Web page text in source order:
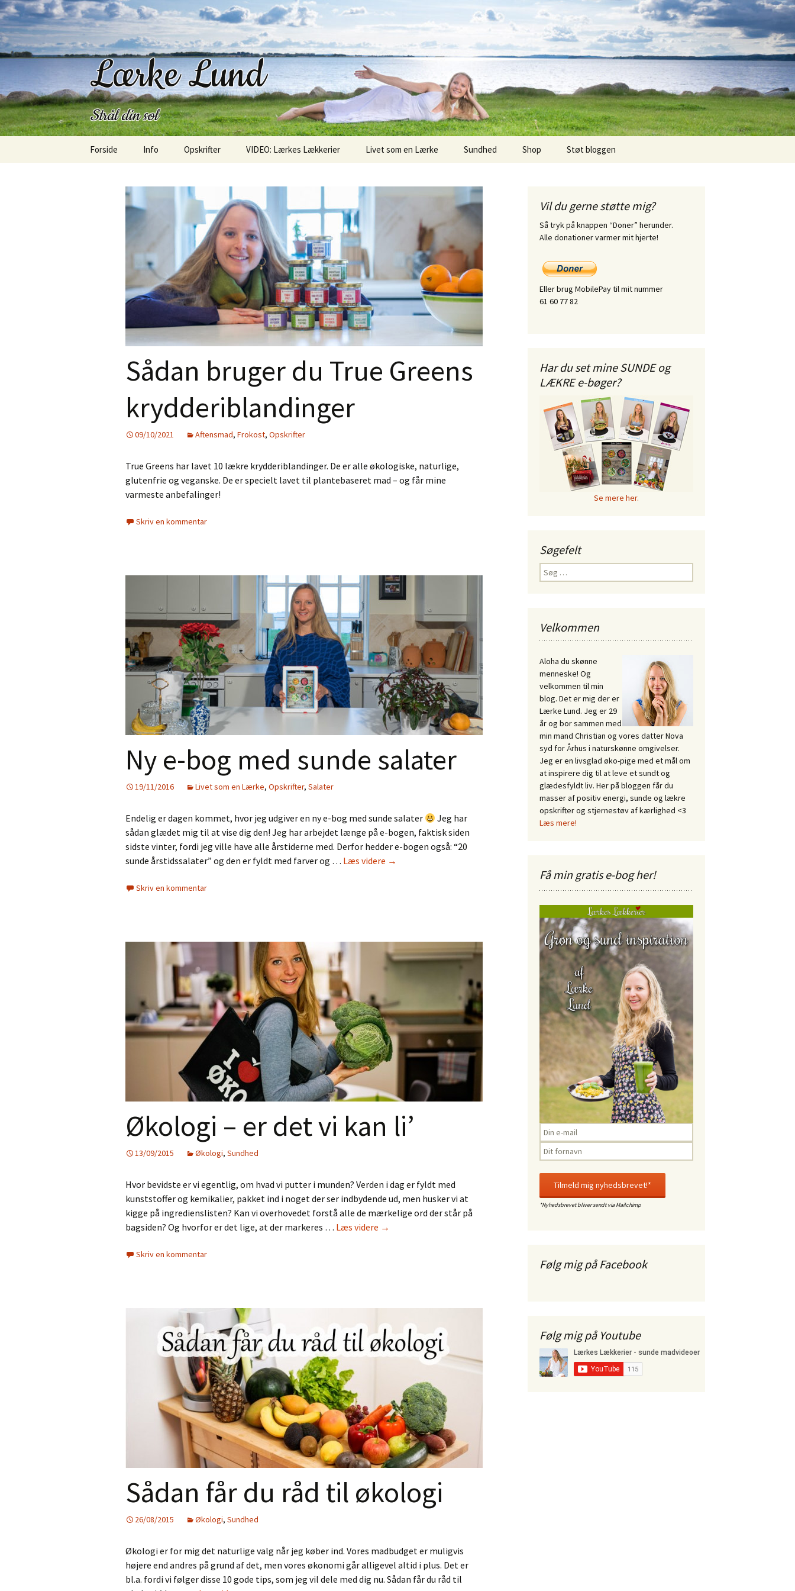
Lærke Lund
Strål din sol
Forside Info
SangLærken
Gratis e-bog –
Nyhedsbrev
Opskrifter
Frokost
Salater
Bagværk
Aftensmad
Desserter
Jul
Personlig pleje
Mad til de små
VIDEO: Lærkes Lækkerier Livet som en Lærke Sundhed
Superfoods
Shop Støt bloggen
Sådan bruger du True Greens
krydderiblandinger
09/10/2021 Aftensmad, Frokost, Opskrifter
True Greens har lavet 10 lækre krydderiblandinger. De er alle økologiske, naturlige,
glutenfrie og veganske. De er specielt lavet til plantebaseret mad – og får mine
varmeste anbefalinger!
Skriv en kommentar
Ny e-bog med sunde salater
19/11/2016 Livet som en Lærke, Opskrifter, Salater
Endelig er dagen kommet, hvor jeg udgiver en ny e-bog med sunde salater
Jeg har
sådan glædet mig til at vise dig den! Jeg har arbejdet længe på e-bogen, faktisk siden
sidste vinter, fordi jeg ville have alle årstiderne med. Derfor hedder e-bogen også: “20
sunde årstidssalater” og den er fyldt med farver og … Læs videre Ny
→
Skriv en kommentar
Økologi – er det vi kan li’
13/09/2015 Økologi, Sundhed
Hvor bevidste er vi egentlig, om hvad vi putter i munden? Verden i dag er fyldt med
kunststoffer og kemikalier, pakket ind i noget der ser indbydende ud, men husker vi at
kigge på ingredienslisten? Kan vi overhovedet forstå alle de mærkelige ord der står på
bagsiden? Og hvorfor er det lige, at der markeres … Læs videre Økologi
li’
→
Skriv en kommentar
Sådan får du råd til økologi
26/08/2015 Økologi, Sundhed
Økologi er for mig det naturlige valg når jeg køber ind. Vores madbudget er muligvis
højere end andres på grund af det, men vores økonomi går alligevel altid i plus. Det er
bl.a. fordi vi følger disse 10 gode tips, som jeg vil dele med dig nu. Sådan får du råd til
Vil du gerne støtte mig?
Så tryk på knappen “Doner” herunder.
Alle donationer varmer mit hjerte!
Eller brug MobilePay til mit nummer
61 60 77 82
Har du set mine SUNDE og
LÆKRE e-bøger?
Se mere her.
Søgefelt
Søg
efter:
Velkommen
Aloha du skønne
menneske! Og
velkommen til min
blog. Det er mig der er
Lærke Lund. Jeg er 29
år og bor sammen med
min mand Christian og vores datter Nova
syd for Århus i naturskønne omgivelser.
Jeg er en livsglad øko-pige med et mål om
at inspirere dig til at leve et sundt og
glædesfyldt liv. Her på bloggen får du
masser af positiv energi, sunde og lækre
opskrifter og stjernestøv af kærlighed <3
Læs mere!
Få min gratis e-bog her!
*Nyhedsbrevet bliver sendt via Mailchimp
Følg mig på Facebook
Følg mig på Youtube